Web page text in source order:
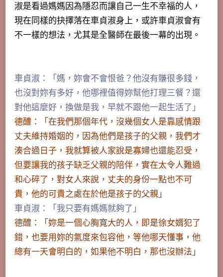
淑是看過媽媽因為隱忍而讓自己一生不幸福的人，
現在同樣的抉擇落在車貞淑身上，或許車貞淑會有
不一樣的想法，尤其是全醫師在最後一幕的出現。
車貞淑：「媽，妳會不會恨爸？他沒有賺很多錢，
也沒對妳有多好，他哪裡值得妳幫他打理三餐？還
對他這麼好，換做是我，早就不跟他一起生活了」
德醴：「在我們那個年代，沒幾個女人是靠感情跟
丈夫維持婚姻的，因為他們是孩子的父親，我們才
湊合過日子，我就算被人家說是寡婦也還能忍受，
但要讓我的孩子缺乏父親的陪伴，實在太令人難過
和心碎了，對女人來說，丈夫的身份一點也不可
貴，他的可貴之處在於他是孩子的父親」
車貞淑：「我只要有媽媽就夠了」
德醴：「妳是一個心胸寬大的人，即是徐女婿犯了
錯，也要用妳的氣度來包容他，等他哪天懂事，他
總有一天會明白的，如果他不明白，那也沒辦法」